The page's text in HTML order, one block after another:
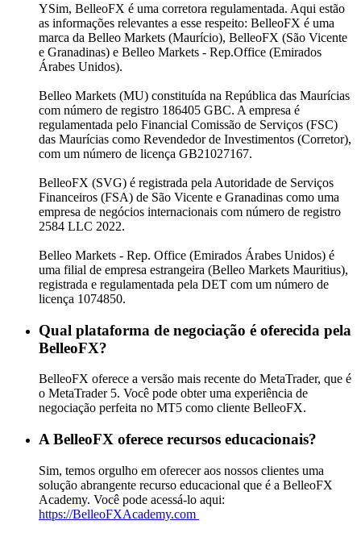
YSim, BelleoFX é uma corretora regulamentada. Aqui estão
as informações relevantes a esse respeito: BelleoFX é uma
marca da Belleo Markets (Maurício), BelleoFX (São Vicente
e Granadinas) e Belleo Markets - Rep.Office (Emirados
Árabes Unidos).
Belleo Markets (MU) constituída na República das Maurícias
com número de registro 186405 GBC. A empresa é
regulamentada pelo Financial Comissão de Serviços (FSC)
das Maurícias como Revendedor de Investimentos (Corretor),
com um número de licença GB21027167.
BelleoFX (SVG) é registrada pela Autoridade de Serviços
Financeiros (FSA) de São Vicente e Granadinas como uma
empresa de negócios internacionais com número de registro
2584 LLC 2022.
Belleo Markets - Rep. Office (Emirados Árabes Unidos) é
uma filial de empresa estrangeira (Belleo Markets Mauritius),
registrada e regulamentada pela DET com um número de
licença 1074850.
Qual plataforma de negociação é oferecida pela
BelleoFX?
BelleoFX oferece a versão mais recente do MetaTrader, que é
o MetaTrader 5. Você pode obter uma experiência de
negociação perfeita no MT5 como cliente BelleoFX.
A BelleoFX oferece recursos educacionais?
Sim, temos orgulho em oferecer aos nossos clientes uma
solução abrangente recurso educacional que é a BelleoFX
Academy. Você pode acessá-lo aqui:
https://BelleoFXAcademy.com